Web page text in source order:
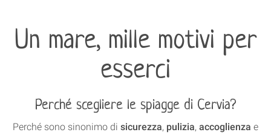
Un mare, mille motivi per
esserci
Perché scegliere le spiagge di Cervia?
Perché sono sinonimo di sicurezza, pulizia, accoglienza e